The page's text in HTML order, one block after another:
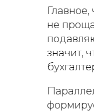
не
значит,